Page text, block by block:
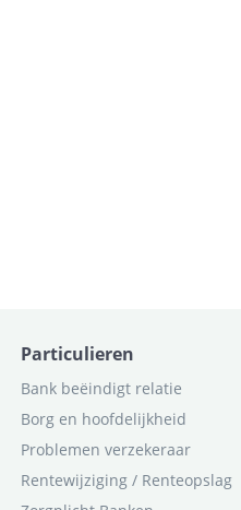
Particulieren
Bank beëindigt relatie
Borg en hoofdelijkheid
Problemen verzekeraar
Rentewijziging / Renteopslag